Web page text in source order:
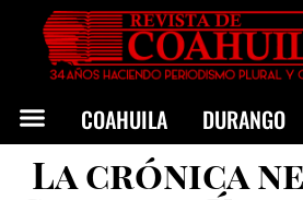
COAHUILA DURANGO
La crónica